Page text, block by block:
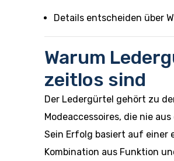
Details entscheiden über
Warum
zeitlos sind
Der Ledergürtel gehört zu
Modeaccessoires, die nie
Sein Erfolg basiert auf einer
Kombination aus Funktion